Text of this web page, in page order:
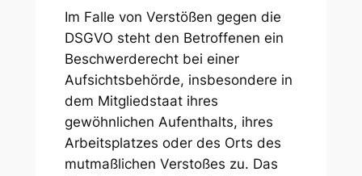
Im Falle von Verstößen gegen die
DSGVO steht den Betroffenen ein
Beschwerderecht bei einer
Aufsichtsbehörde, insbesondere in
dem Mitgliedstaat ihres
gewöhnlichen Aufenthalts, ihres
Arbeitsplatzes oder des Orts des
mutmaßlichen Verstoßes zu. Das